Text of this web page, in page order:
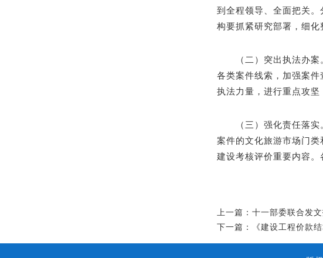
到全程领导、全面把关
构要抓紧研究部署，细化
（二）突出执法办
各类案件线索，加强案
执法力量，进行重点攻坚
（三）强化责任落
案件的文化旅游市场门
建设考核评价重要内容。
上一篇：十一部委联合发
下一篇：《建设工程价款